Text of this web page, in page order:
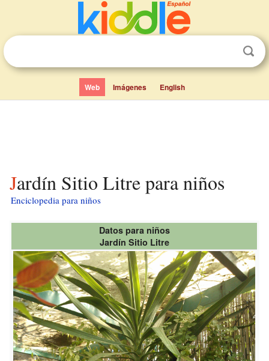
Web Imágenes English
Jardín Sitio Litre para niños
Enciclopedia para niños
Datos para niños
Jardín Sitio Litre